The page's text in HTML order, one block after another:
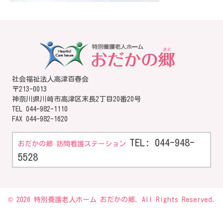
社会福祉法人高津百春会
〒213-0013
神奈川県川崎市高津区末長2丁目20番20号
TEL 044-982-1110
FAX 044-982-1620
おだかの郷 訪問看護ステーション TEL: 044-948-
5528
© 2026 特別養護老人ホーム おだかの郷. All Rights Reserved.